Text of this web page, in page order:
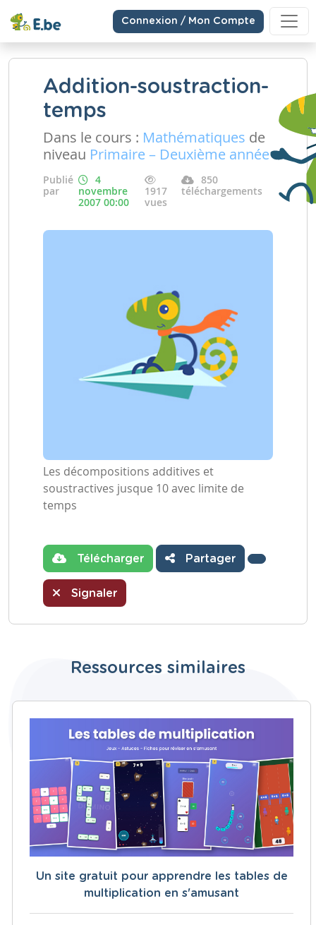
Connexion / Mon Compte
Addition-soustraction-
temps
Dans le cours : Mathématiques de
niveau Primaire – Deuxième année
Publié
par
4
novembre
2007 00:00
1917
vues
850
téléchargements
Les décompositions additives et
soustractives jusque 10 avec limite de
temps
Télécharger Partager
Signaler
Ressources similaires
Un site gratuit pour apprendre les tables de
multiplication en s'amusant